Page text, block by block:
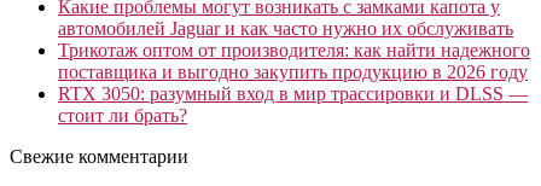
Какие проблемы могут возникать с замками капота у
автомобилей Jaguar и как часто нужно их обслуживать
Трикотаж оптом от производителя: как найти надежного
поставщика и выгодно закупить продукцию в 2026 году
RTX 3050: разумный вход в мир трассировки и DLSS —
стоит ли брать?
Свежие комментарии